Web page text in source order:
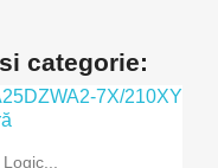
categorie: